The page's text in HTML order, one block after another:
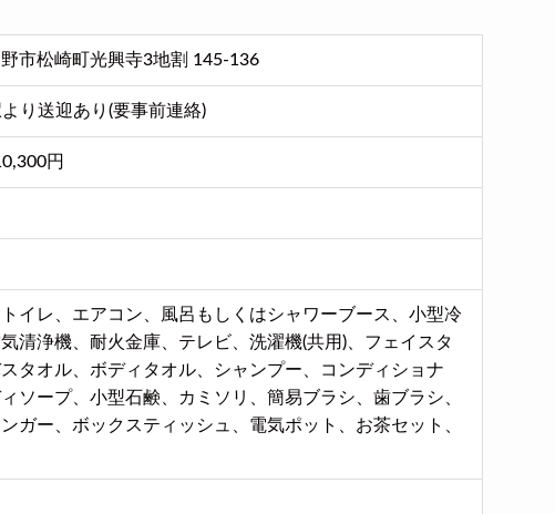
市松崎町光興寺3地割 145-136
より送迎あり(要事前連絡)
円
イレ、エアコン、風呂もしくはシャワーブース、小型冷
清浄機、耐火金庫、テレビ、洗濯機(共用)、フェイスタ
タオル、ボディタオル、シャンプー、コンディショナ
ソープ、小型石鹸、カミソリ、簡易ブラシ、歯ブラシ、
ガー、ボックスティッシュ、電気ポット、お茶セット、